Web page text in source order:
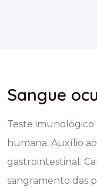
Sangue
Teste
humana. Auxílio
gastrointestinal.
sangramento das